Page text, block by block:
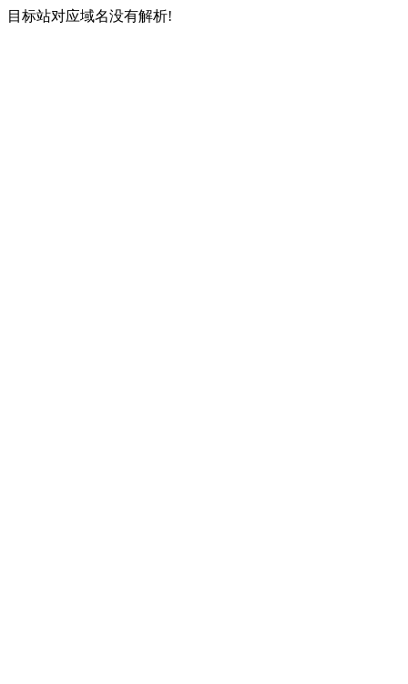
目标站对应域名没有解析!